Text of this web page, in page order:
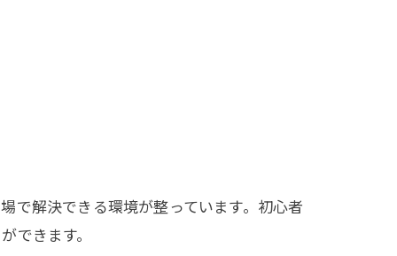
で解決できる環境が整っています。初心者
できます。